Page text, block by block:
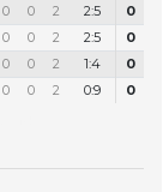
0 0 2 2:5
0
0 0 2 2:5
0
0 0 2 1:4
0
0 0 2 0:9 0